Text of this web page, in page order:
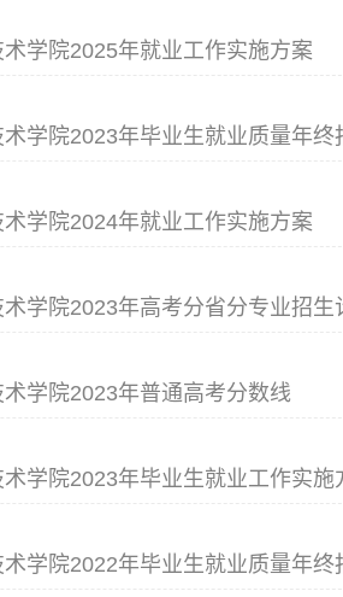
学院2025年就业工作实施方案
学院2023年毕业生就业质量年终
学院2024年就业工作实施方案
学院2023年高考分省分专业招生
学院2023年普通高考分数线
学院2023年毕业生就业工作实施
学院2022年毕业生就业质量年终